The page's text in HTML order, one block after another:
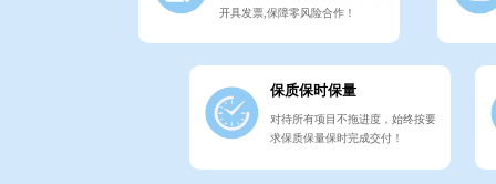
开具发票,保障零风险合作！
保质保时保量
对待所有项目不拖进度，始终按要
求保质保量保时完成交付！